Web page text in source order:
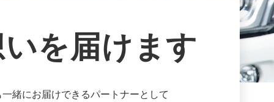
を届けます
緒にお届けできるパートナーとして